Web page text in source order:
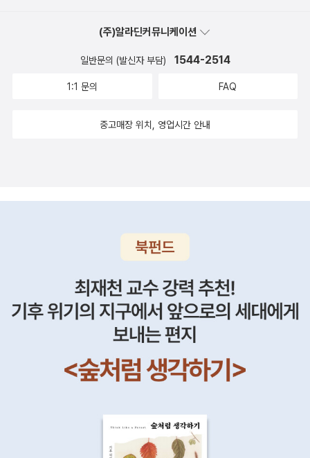
(주)알라딘커뮤니케이션
일반문의 (발신자 부담) 1544-2514
1:1 문의 FAQ
중고매장 위치, 영업시간 안내